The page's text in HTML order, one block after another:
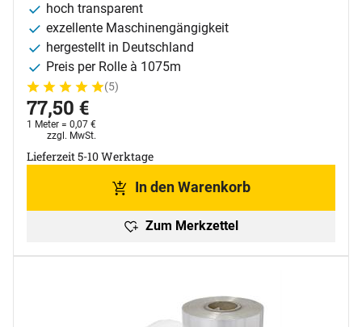
hoch transparent
exzellente Maschinengängigkeit
hergestellt in Deutschland
Preis per Rolle à 1075m
Bewertung: 5 von 5 (5 Bewertungen)
5 Bewertungen
(5)
77,50 €
1 Meter = 0,07 €
Steuerhinweis:
zzgl. MwSt.
Lieferzeit 5-10 Werktage
In den Warenkorb
Zum Merkzettel